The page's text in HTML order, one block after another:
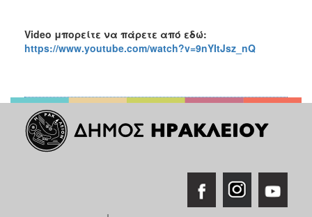
Video μπορείτε να πάρετε από εδώ:
https://www.youtube.com/watch?v=9nYItJsz_nQ